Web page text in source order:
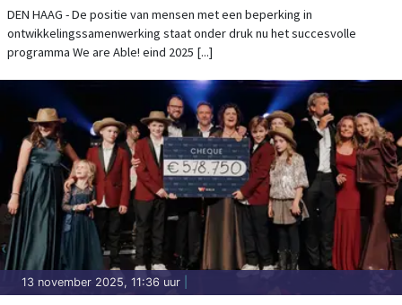
ONTWIKKELINGSBELEID
DEN HAAG - De positie van mensen met een beperking in
ontwikkelingssamenwerking staat onder druk nu het succesvolle
programma We are Able! eind 2025 [...]
13 november 2025, 11:36 uur